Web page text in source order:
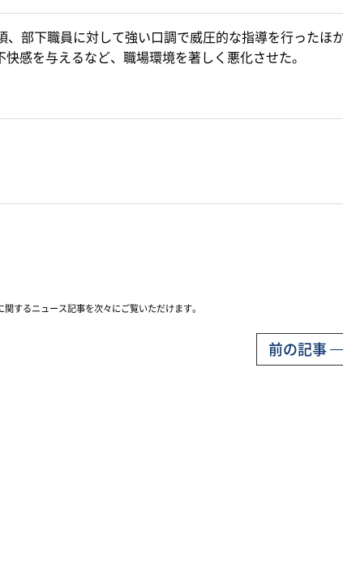
部下職員に対して強い口調で威圧的な指導を行ったほか
感を与えるなど、職場環境を著しく悪化させた。
するニュース記事を次々にご覧いただけます。
前の記事